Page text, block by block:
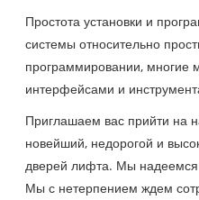
Простота установки и
системы относительно
программировании,
интерфейсами и
Приглашаем вас прийти на
новейший, недорогой и
дверей лифта. Мы надеемся
Мы с нетерпением ждем